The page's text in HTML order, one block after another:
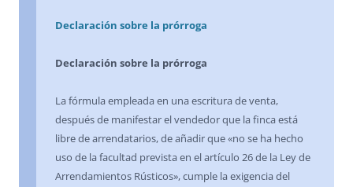
Declaración sobre la prórroga
Declaración sobre la prórroga
La fórmula empleada en una escritura de venta,
después de manifestar el vendedor que la finca está
libre de arrendatarios, de añadir que «no se ha hecho
uso de la facultad prevista en el artículo 26 de la Ley de
Arrendamientos Rústicos», cumple la exigencia del